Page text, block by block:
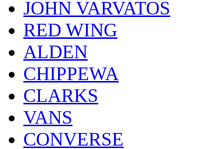
JOHN VARVATOS
RED WING
ALDEN
CHIPPEWA
CLARKS
VANS
CONVERSE